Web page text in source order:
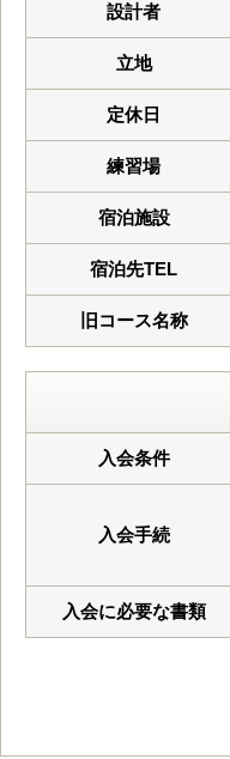
設計者
立地
定休日
練習場
宿泊施設
宿泊先TEL
旧コース名称
入会条件
入会手続
入会に必要な書類